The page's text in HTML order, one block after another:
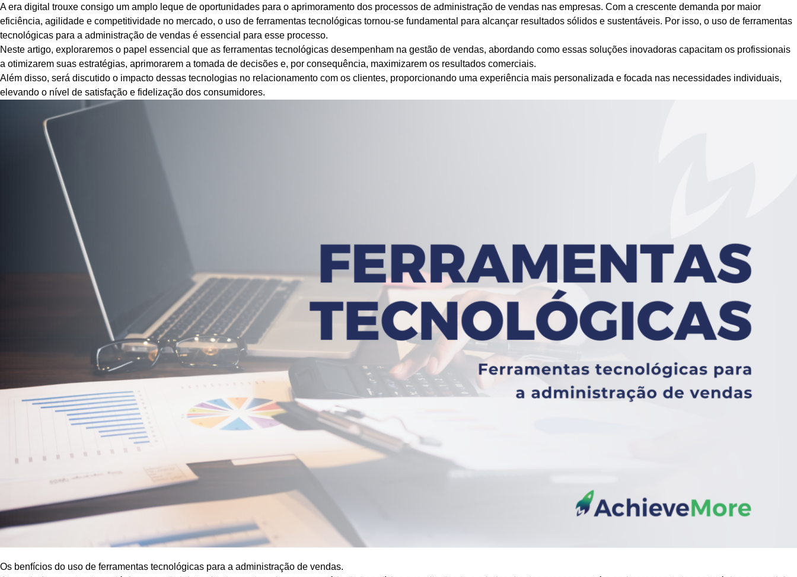
A era digital trouxe consigo um amplo leque de oportunidades para o aprimoramento dos processos de administração de vendas nas empresas. Com a crescente demanda por maior
eficiência, agilidade e competitividade no mercado, o uso de ferramentas tecnológicas tornou-se fundamental para alcançar resultados sólidos e sustentáveis. Por isso, o uso de ferramentas
tecnológicas para a administração de vendas é essencial para esse processo.
Neste artigo, exploraremos o papel essencial que as ferramentas tecnológicas desempenham na gestão de vendas, abordando como essas soluções inovadoras capacitam os profissionais
a otimizarem suas estratégias, aprimorarem a tomada de decisões e, por consequência, maximizarem os resultados comerciais.
Além disso, será discutido o impacto dessas tecnologias no relacionamento com os clientes, proporcionando uma experiência mais personalizada e focada nas necessidades individuais,
elevando o nível de satisfação e fidelização dos consumidores.
Os benfícios do uso de ferramentas tecnológicas para a administração de vendas.